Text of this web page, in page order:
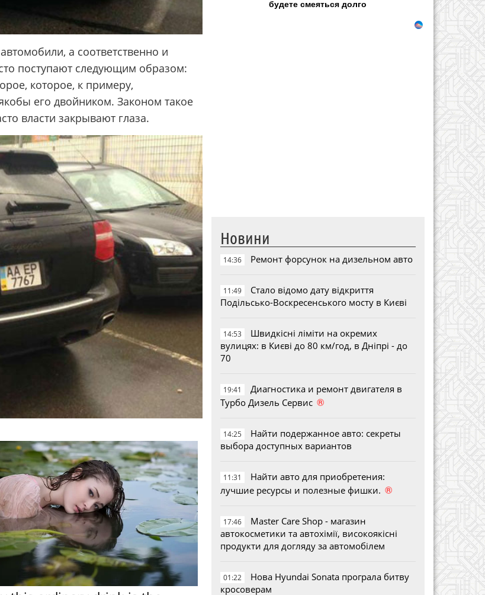
а соответственно и
поступают следующим образом:
которое, к примеру,
его двойником. Законом такое
власти закрывают глаза.
будете смеяться долго
Новини
14:36 Ремонт форсунок на дизельном авто
11:49
Стало відомо дату відкриття
Подільсько-Воскресенського мосту в Києві
14:53
Швидкісні ліміти на окремих
вулицях: в Києві до 80 км/год, в Дніпрі - до
70
19:41
Диагностика и ремонт двигателя в
Турбо Дизель Сервис ®
14:25
Найти подержанное авто: секреты
выбора доступных вариантов
11:31
Найти авто для приобретения:
лучшие ресурсы и полезные фишки. ®
17:46
Master Care Shop - магазин
автокосметики та автохімії, високоякісні
продукти для догляду за автомобілем
01:22
Нова Hyundai Sonata програла битву
кросоверам